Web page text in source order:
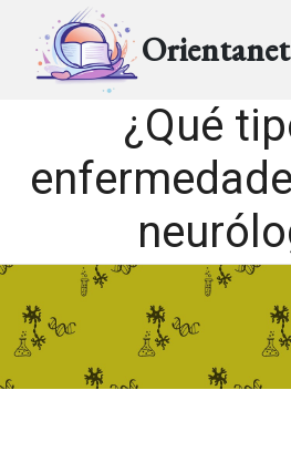
Orientanet
¿Qué